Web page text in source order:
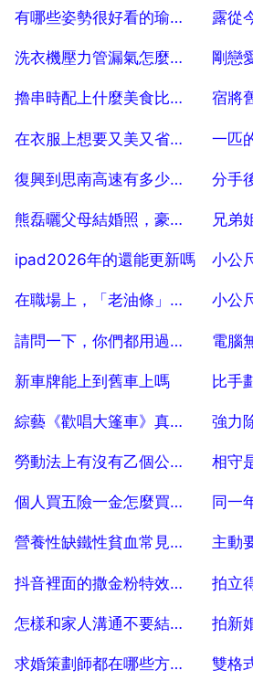
2025-07-04 有哪些姿勢很好看的瑜伽動作推薦一下？
2025-07-04 洗衣機壓力管漏氣怎麼修，洗衣機管子漏水怎麼修
2025-07-04 擼串時配上什麼美食比較好？
2025-07-04 在衣服上想要又美又省，搭配絲巾是明智的選擇嗎？為什麼？
2025-07-04 復興到思南高速有多少千公尺
2025-07-04 熊磊曬父母結婚照，豪華婚車太搶眼，網友 許敏高攀了，你覺得呢？
2025-07-04
ipad2026年的還能更新嗎
2025-07-04 在職場上，「老油條」與「老實人」，哪個受歡迎？為什麼？
2025-07-04 請問一下，你們都用過什麼好用的獲 客工 具？
2025-07-04
新車牌能上到舊車上嗎
2025-07-04 綜藝《歡唱大篷車》真實感十足，這部綜藝有哪些看點呢？
2025-07-04 勞動法上有沒有乙個公司說把乙個員工遲退就遲退的說法？
2025-07-04 個人買五險一金怎麼買划算些？
2025-07-04 營養性缺鐵性貧血常見於什麼小兒？是一種什麼貧血
2025-07-04 抖音裡面的撒金粉特效在哪裡
2025-07-04 怎樣和家人溝通不要結婚？
2025-07-04 求婚策劃師都在哪些方面是令人難以超越的呢？